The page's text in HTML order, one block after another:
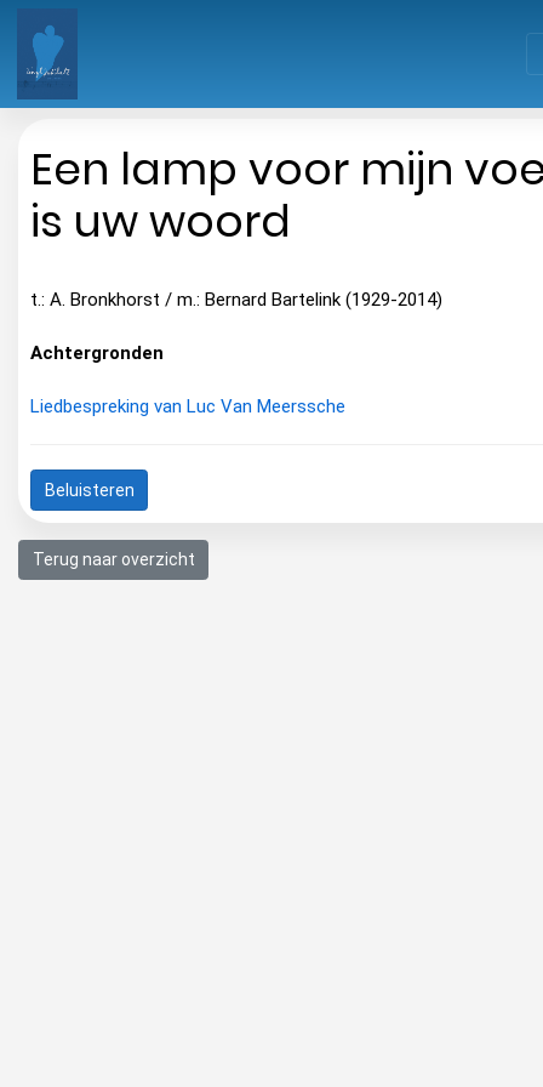
Een lamp voor mijn
is uw woord
t.: A. Bronkhorst / m.: Bernard Bartelink (1929-2014)
Achtergronden
Liedbespreking van Luc Van Meerssche
Beluisteren
Terug naar overzicht